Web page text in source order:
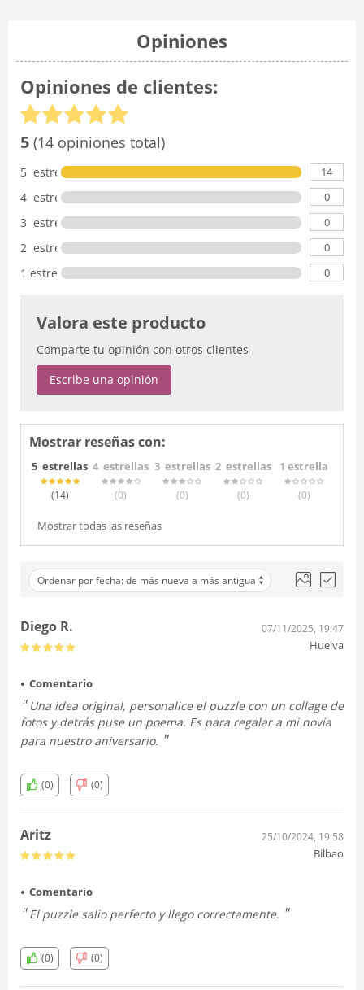
Opiniones
Opiniones de clientes:
5 (14 opiniones total)
5 estrellas 14
4 estrellas 0
3 estrellas 0
2 estrellas 0
1 estrella 0
Valora este producto
Comparte tu opinión con otros clientes
Escribe una opinión
Mostrar reseñas con:
5 estrellas
(14)
4 estrellas
(0)
3 estrellas
(0)
2 estrellas
(0)
1 estrella
(0)
Mostrar todas las reseñas
Ordenar por fecha: de más nueva a más antigua
Diego R. 07/11/2025, 19:47
Huelva
Comentario
Una idea original, personalice el puzzle con un collage de
fotos y detrás puse un poema. Es para regalar a mi novia
para nuestro aniversario.
(0) (0)
Aritz 25/10/2024, 19:58
Bilbao
Comentario
El puzzle salio perfecto y llego correctamente.
(0) (0)